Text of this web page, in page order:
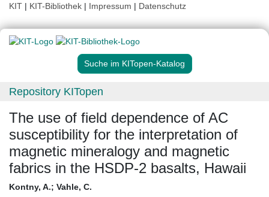
KIT | KIT-Bibliothek | Impressum | Datenschutz
Suche im KITopen-Katalog
Repository KITopen
The use of field dependence of AC
susceptibility for the interpretation of
magnetic mineralogy and magnetic
fabrics in the HSDP-2 basalts, Hawaii
Kontny, A.; Vahle, C.